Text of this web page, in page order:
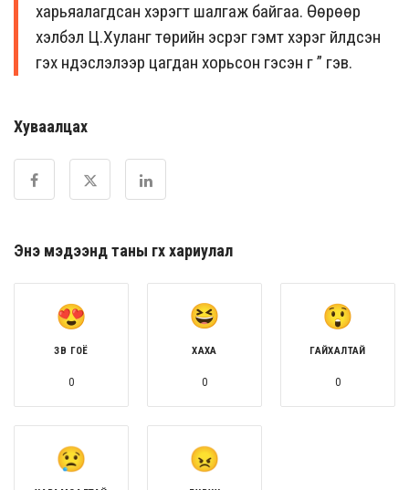
харьяалагдсан хэрэгт шалгаж байгаа. Өөрөөр
хэлбэл Ц.Хуланг төрийн эсрэг гэмт хэрэг үйлдсэн
гэх үндэслэлээр цагдан хорьсон гэсэн үг ” гэв.
Хуваалцах
Энэ мэдээнд таны өгөх хариулал
ЗӨВ ГОЁ
0
ХАХА
0
ГАЙХАЛТАЙ
0